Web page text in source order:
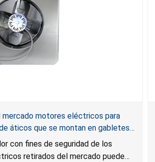
mercado motores eléctricos para
áticos que se montan en gabletes
de incendio; distribuidos por Air
con fines de seguridad de los
retirados del mercado puede